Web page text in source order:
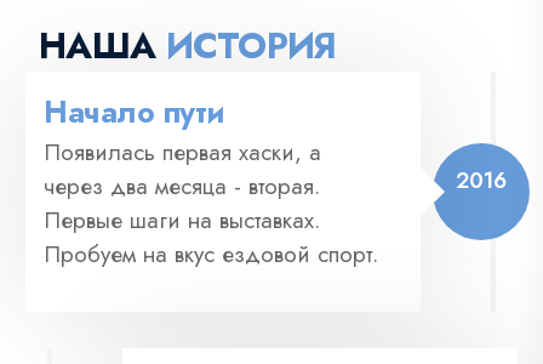
НАША ИСТОРИЯ
2016
Начало пути
Появилась первая хаски, а
через два месяца - вторая.
Первые шаги на выставках.
Пробуем на вкус ездовой спорт.